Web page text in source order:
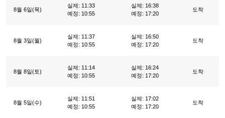
8월 6일(목)
실제: 11:33
예정: 10:55
실제: 16:38
예정: 17:20
도착
8월 3일(월)
실제: 11:37
예정: 10:55
실제: 16:50
예정: 17:20
도착
8월 8일(토)
실제: 11:14
예정: 10:55
실제: 16:24
예정: 17:20
도착
8월 5일(수)
실제: 11:51
예정: 10:55
실제: 17:02
예정: 17:20
도착